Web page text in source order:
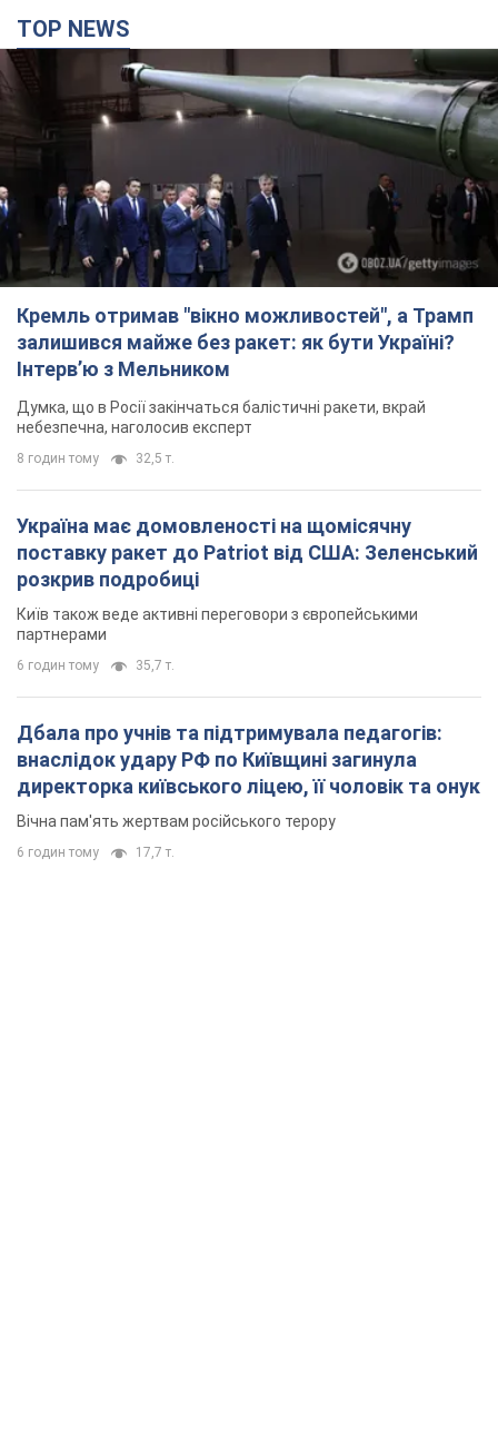
TOP NEWS
Кремль отримав "вікно можливостей", а Трамп
залишився майже без ракет: як бути Україні?
Інтерв’ю з Мельником
Думка, що в Росії закінчаться балістичні ракети, вкрай
небезпечна, наголосив експерт
8 годин тому 32,5 т.
Україна має домовленості на щомісячну
поставку ракет до Patriot від США: Зеленський
розкрив подробиці
Київ також веде активні переговори з європейськими
партнерами
6 годин тому 35,7 т.
Дбала про учнів та підтримувала педагогів:
внаслідок удару РФ по Київщині загинула
директорка київського ліцею, її чоловік та онук
Вічна пам'ять жертвам російського терору
6 годин тому 17,7 т.